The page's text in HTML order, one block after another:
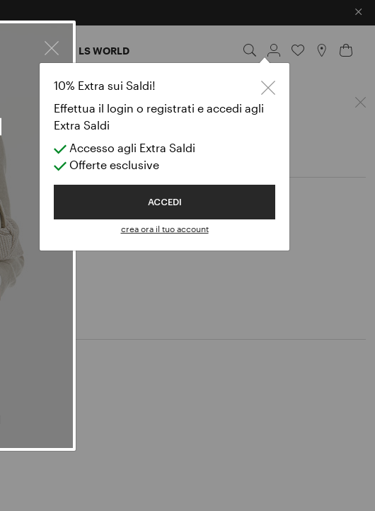
10% Extra sui Saldi!
Effettua il login o registrati e accedi agli
Extra Saldi
Accesso agli Extra Saldi
Offerte esclusive
ACCEDI
crea ora il tuo account
×
ACCESSORI LS WORLD